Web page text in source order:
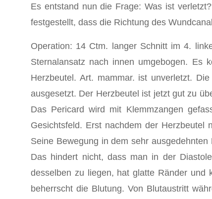
Es entstand nun die Frage: Was ist
festgestellt, dass die Richtung des
Operation: 14 Ctm. langer Schnitt im 4.
Sternalansatz nach innen umgebogen. Es
Herzbeutel. Art. mammar. ist unverletzt.
ausgesetzt. Der Herzbeutel ist jetzt gut zu
Das Pericard wird mit Klemmzangen
Gesichtsfeld. Erst nachdem der
Seine Bewegung in dem sehr
Das hindert nicht, dass man in der
desselben zu liegen, hat glatte Ränder und
beherrscht die Blutung. Von Blutaustritt